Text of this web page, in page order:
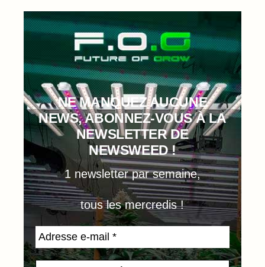
NE MANQUEZ AUCUNE
NEWS, ABONNEZ-VOUS À LA
NEWSLETTER DE
NEWSWEED !
1 newsletter par semaine,
tous les mercredis !